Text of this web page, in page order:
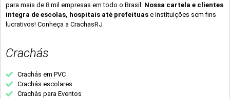
para mais de 8 mil empresas em todo o Brasil. Nossa cartela e clientes
integra de escolas, hospitais até prefeituas e instituições sem fins
lucrativos! Conheça a CrachasRJ
Crachás
Crachás em PVC
Crachás escolares
Crachás para Eventos